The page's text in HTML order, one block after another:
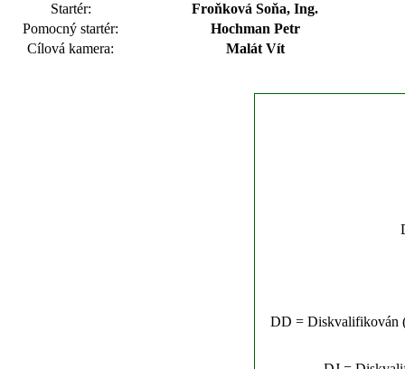
Startér:
Froňková Soňa, Ing.
Pomocný startér:
Hochman Petr
Cílová kamera:
Malát Vít
DD = Diskvalifikován